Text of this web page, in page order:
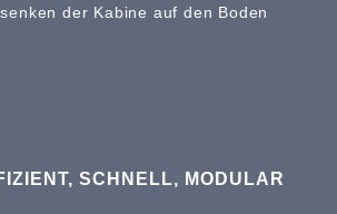
der Kabine auf den Boden
SCHNELL, MODULAR